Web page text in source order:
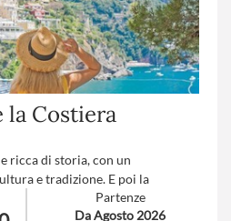
la Costiera
ricca di storia, con un
e tradizione. E poi la
distante, che è una delle
assieme a Capri, l'isola iconica
Partenze
Da Agosto 2026